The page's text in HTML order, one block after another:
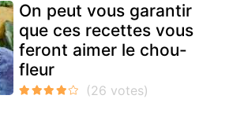
On peut vous garantir
que ces recettes vous
feront aimer le chou-
fleur